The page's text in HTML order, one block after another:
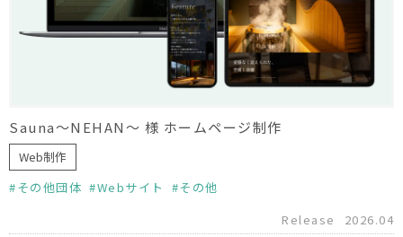
Sauna〜NEHAN〜 様 ホームページ制作
Web制作
その他団体
Webサイト
その他
Release
2026.04